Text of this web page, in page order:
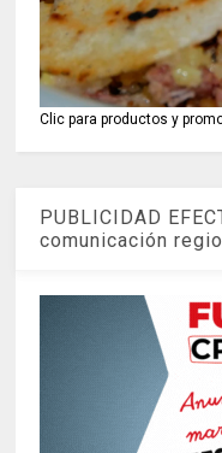
Clic para productos y
PUBLICIDAD
comunicación